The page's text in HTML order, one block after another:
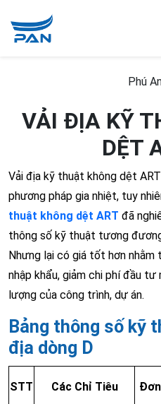
Phú
VẢI ĐỊA KỸ
DỆT
Vải địa kỹ thuật không dệt
phương pháp gia nhiệt, tuy
thuật không dệt ART đã
thông số kỹ thuật tương
Nhưng lại có giá tốt hơn nhằm
nhập khẩu, giảm chi phí đầu
lượng của công trình, dự án.
Bảng thông số kỹ
địa dòng D
STT Các Chỉ Tiêu